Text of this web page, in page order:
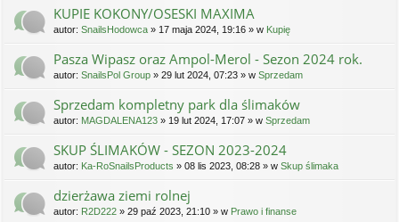
KUPIE KOKONY/OSESKI MAXIMA
autor: SnailsHodowca » 17 maja 2024, 19:16 » w Kupię
Pasza Wipasz oraz Ampol-Merol - Sezon 2024 rok.
autor: SnailsPol Group » 29 lut 2024, 07:23 » w Sprzedam
Sprzedam kompletny park dla ślimaków
autor: MAGDALENA123 » 19 lut 2024, 17:07 » w Sprzedam
SKUP ŚLIMAKÓW - SEZON 2023-2024
autor: Ka-RoSnailsProducts » 08 lis 2023, 08:28 » w Skup ślimaka
dzierżawa ziemi rolnej
autor: R2D222 » 29 paź 2023, 21:10 » w Prawo i finanse